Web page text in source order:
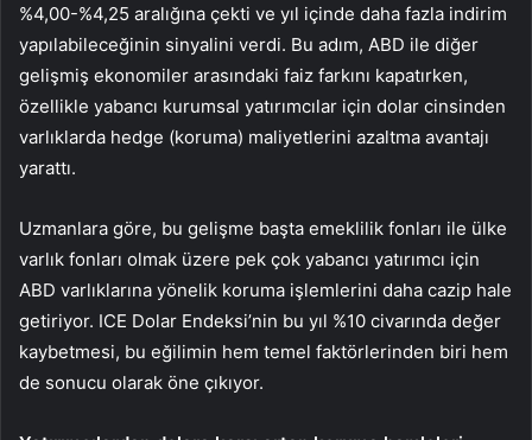
%4,00-%4,25 aralığına çekti ve yıl içinde daha fazla indirim
yapılabileceğinin sinyalini verdi. Bu adım, ABD ile diğer
gelişmiş ekonomiler arasındaki faiz farkını kapatırken,
özellikle yabancı kurumsal yatırımcılar için dolar cinsinden
varlıklarda hedge (koruma) maliyetlerini azaltma avantajı
yarattı.
Uzmanlara göre, bu gelişme başta emeklilik fonları ile ülke
varlık fonları olmak üzere pek çok yabancı yatırımcı için
ABD varlıklarına yönelik koruma işlemlerini daha cazip hale
getiriyor. ICE Dolar Endeksi’nin bu yıl %10 civarında değer
kaybetmesi, bu eğilimin hem temel faktörlerinden biri hem
de sonucu olarak öne çıkıyor.